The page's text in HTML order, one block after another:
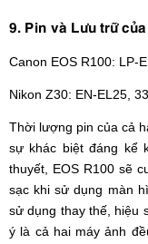
9. Pin và Lưu trữ
Canon EOS R100: LP-
Nikon Z30: EN-EL25,
Thời lượng pin của cả
sự khác biệt đáng kể
thuyết, EOS R100 sẽ
sạc khi sử dụng màn
sử dụng thay thế, hiệu
ý là cả hai máy ảnh